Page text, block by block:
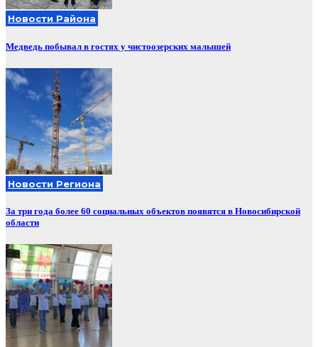
Новости Района
Медведь побывал в гостях у чистоозерских малышей
Новости Региона
За три года более 60 социальных объектов появятся в Новосибирской
области